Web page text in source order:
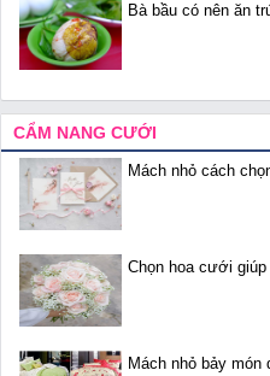
Bà bầu có nên ăn
CẨM NANG CƯỚI
Mách nhỏ cách
Chọn hoa cưới
Mách nhỏ bảy